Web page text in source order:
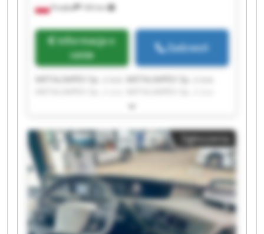
Poręba 160 km
Informacja o
cenie
Zadzwoń
METALIMPEX Sp. z o.o. METALIMPEX Sp. z o.o.
METALIMPEX Sp. z o.o. METALIMPEX Sp. z o.o.
METALIMPEX Sp. z o.o. METALIMPEX Sp. z o.o.
METALIMPEX Sp. z o.o. METALIMPEX Sp. z o.o.
METALIMPEX Sp. z o.o. METALIMPEX Sp. z o.o.
METALIMPEX Sp. z o.o. METALIMPEX Sp. z o.o.
METALIMPEX Sp. z o.o. METALIMPEX Sp. z o.o.
METALIMPEX Sp. z o.o. METALIMPEX Sp. z o.o.
Ogłoszenia